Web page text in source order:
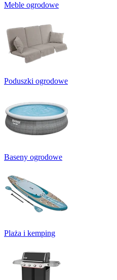
Meble ogrodowe
Poduszki ogrodowe
Baseny ogrodowe
Plaża i kemping